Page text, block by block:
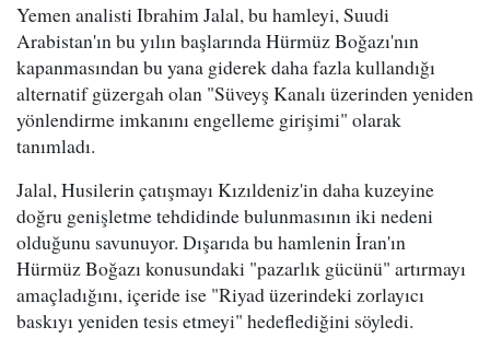
Yemen analisti Ibrahim Jalal, bu hamleyi, Suudi
Arabistan'ın bu yılın başlarında Hürmüz Boğazı'nın
kapanmasından bu yana giderek daha fazla kullandığı
alternatif güzergah olan "Süveyş Kanalı üzerinden yeniden
yönlendirme imkanını engelleme girişimi" olarak
tanımladı.
Jalal, Husilerin çatışmayı Kızıldeniz'in daha kuzeyine
doğru genişletme tehdidinde bulunmasının iki nedeni
olduğunu savunuyor. Dışarıda bu hamlenin İran'ın
Hürmüz Boğazı konusundaki "pazarlık gücünü" artırmayı
amaçladığını, içeride ise "Riyad üzerindeki zorlayıcı
baskıyı yeniden tesis etmeyi" hedeflediğini söyledi.